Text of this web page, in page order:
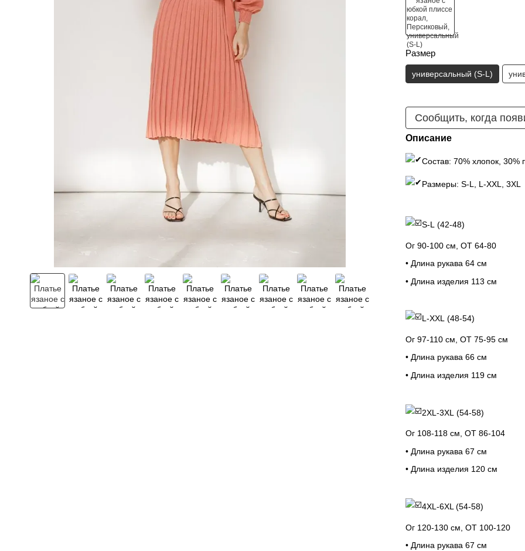
Размер
универсальный (S-L)
Сообщить, когда
Описание
Состав: 70% хлопок, 30%
Размеры: S-L, L-XXL, 3XL
S-L (42-48)
Ог 90-100 см, ОТ 64-80
• Длина рукава 64 см
• Длина изделия 113 см
L-XXL (48-54)
Ог 97-110 см, ОТ 75-95 см
• Длина рукава 66 см
• Длина изделия 119 см
2XL-3XL (54-58)
Ог 108-118 см, ОТ 86-104
• Длина рукава 67 см
• Длина изделия 120 см
4XL-6XL (54-58)
Ог 120-130 см, ОТ 100-120
• Длина рукава 67 см